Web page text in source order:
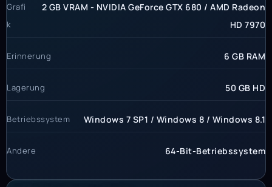
Grafi
k
2 GB VRAM - NVIDIA GeForce GTX 680 / AMD Radeon
HD 7970
Erinnerung 6 GB RAM
Lagerung 50 GB HD
Betriebssystem Windows 7 SP1 / Windows 8 / Windows 8.1
Andere 64-Bit-Betriebssystem